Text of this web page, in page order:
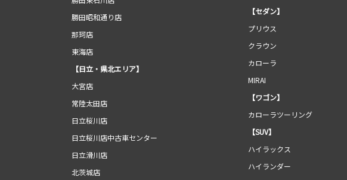
勝田昭和通り店
那珂店
東海店
【日立・県北エリア】
大宮店
常陸太田店
日立桜川店
日立桜川店中古車センター
日立滑川店
北茨城店
【セダン】
プリウス
クラウン
カローラ
MIRAI
【ワゴン】
カローラツーリング
【SUV】
ハイラックス
ハイランダー